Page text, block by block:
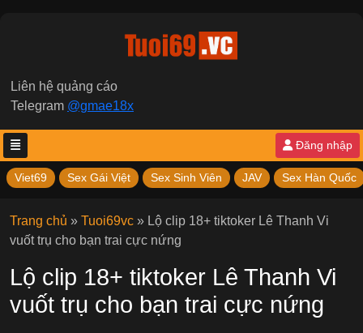
Liên hệ quảng cáo
Telegram @gmae18x
Đăng nhập
Viet69 Sex Gái Việt Sex Sinh Viên JAV Sex Hàn Quốc
Trang chủ » Tuoi69vc » Lộ clip 18+ tiktoker Lê Thanh Vi
vuốt trụ cho bạn trai cực nứng
Lộ clip 18+ tiktoker Lê Thanh Vi
vuốt trụ cho bạn trai cực nứng